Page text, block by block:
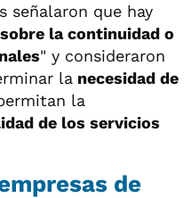
señalaron que hay
la continuidad o
" y consideraron
la necesidad de
la
de los servicios
de